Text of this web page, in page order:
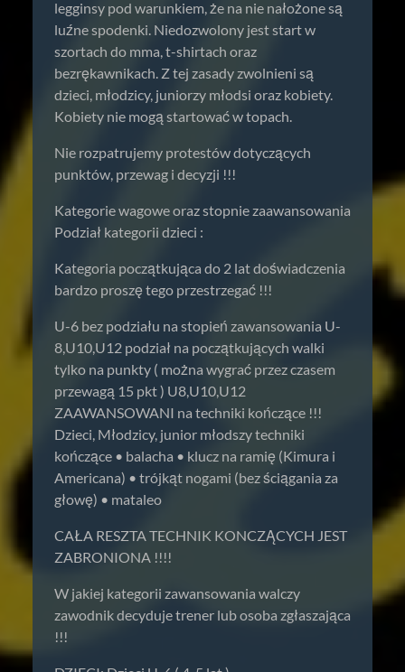
legginsy pod warunkiem, że na nie nałożone są
luźne spodenki. Niedozwolony jest start w
szortach do mma, t-shirtach oraz
bezrękawnikach. Z tej zasady zwolnieni są
dzieci, młodzicy, juniorzy młodsi oraz kobiety.
Kobiety nie mogą startować w topach.
Nie rozpatrujemy protestów dotyczących
punktów, przewag i decyzji !!!
Kategorie wagowe oraz stopnie zaawansowania
Podział kategorii dzieci :
Kategoria początkująca do 2 lat doświadczenia
bardzo proszę tego przestrzegać !!!
U-6 bez podziału na stopień zawansowania U-
8,U10,U12 podział na początkujących walki
tylko na punkty ( można wygrać przez czasem
przewagą 15 pkt ) U8,U10,U12
ZAAWANSOWANI na techniki kończące !!!
Dzieci, Młodzicy, junior młodszy techniki
kończące • balacha • klucz na ramię (Kimura i
Americana) • trójkąt nogami (bez ściągania za
głowę) • mataleo
CAŁA RESZTA TECHNIK KONCZĄCYCH JEST
ZABRONIONA !!!!
W jakiej kategorii zawansowania walczy
zawodnik decyduje trener lub osoba zgłaszająca
!!!